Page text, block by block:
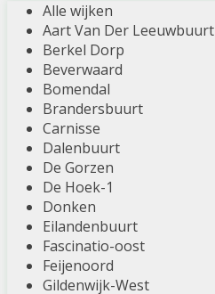
Alle wijken
Aart Van Der Leeuwbuurt
Berkel Dorp
Beverwaard
Bomendal
Brandersbuurt
Carnisse
Dalenbuurt
De Gorzen
De Hoek-1
Donken
Eilandenbuurt
Fascinatio-oost
Feijenoord
Gildenwijk-West